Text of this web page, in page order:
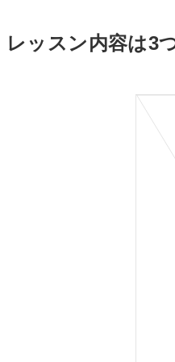
レッスン内容は3